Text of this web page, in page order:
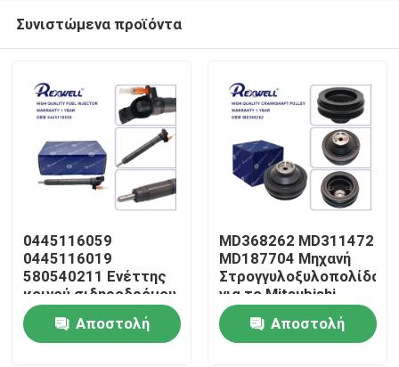
Σπίτι
Προϊόντα
Συνιστώμενα προϊόντα
0445116059
0445116019
580540211 Ενέττης
κοινού σιδηροδρόμου
για I-veco Fiat
Αποστολή
MD368262 MD311472
MD187704 Μηχανή
Στρογγυλοξυλοπολίδα
για το Mitsubishi
Pajero 6G72 6G74
L200
Αποστολή